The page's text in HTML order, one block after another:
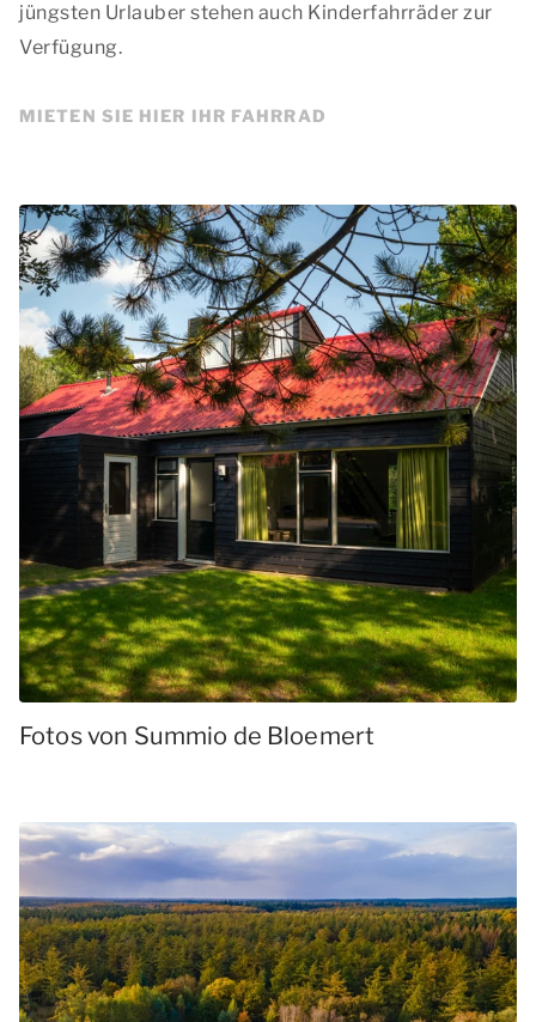
jüngsten Urlauber stehen auch Kinderfahrräder zur
Verfügung.
MIETEN SIE HIER IHR FAHRRAD
Fotos von Summio de Bloemert